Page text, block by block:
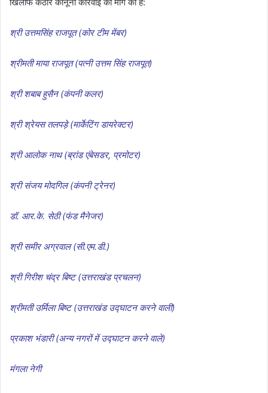
श्री उत्तमसिंह राजपूत (कोर टीम मेंबर)
श्रीमती माया राजपूत (पत्नी उत्तम सिंह राजपूत)
श्री शबाब हुसैन (कंपनी कलर)
श्री श्रेयस तलपड़े (मार्केटिंग डायरेक्टर)
श्री आलोक नाथ (ब्रांड एंबेसडर, प्रमोटर)
श्री संजय मोदगिल (कंपनी ट्रेनर)
डॉ. आर.के. सेठी (फंड मैनेजर)
श्री समीर अग्रवाल (सी.एम.डी.)
श्री गिरीश चंद्र बिष्ट (उत्तराखंड प्रचलन)
श्रीमती उर्मिला बिष्ट (उत्तराखंड उद्घाटन करने वाली)
प्रकाश भंडारी (अन्य नगरों में उद्घाटन करने वाले)
मंगला नेगी